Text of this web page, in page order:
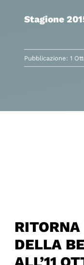
Stagione
Pubblicazione: 1
DELLA